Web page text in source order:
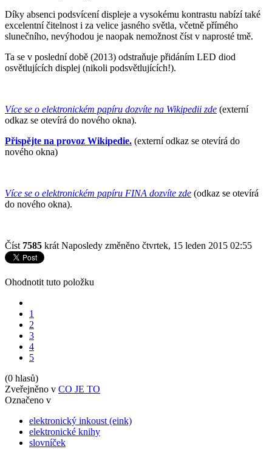
Díky absenci podsvícení displeje a vysokému kontrastu nabízí také
excelentní čitelnost i za velice jasného světla, včetně přímého
slunečního, nevýhodou je naopak nemožnost číst v naprosté tmě.
Ta se v poslední době (2013) odstraňuje přidáním LED diod
osvětlujících displej (nikoli podsvětlujících!).
Více se o elektronickém papíru dozvíte na Wikipedii zde (externí
odkaz se otevírá do nového okna).
Přispějte na provoz Wikipedie. (externí odkaz se otevírá do
nového okna)
Více se o elektronickém papíru FINA dozvíte zde (odkaz se otevírá
do nového okna).
Číst 7585 krát Naposledy změněno čtvrtek, 15 leden 2015 02:55
Ohodnotit tuto položku
1
2
3
4
5
(0 hlasů)
Zveřejněno v CO JE TO
Označeno v
elektronický inkoust (eink)
elektronické knihy
slovníček